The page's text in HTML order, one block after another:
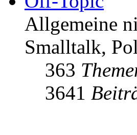
Allgemeine
Smalltalk,
363
3641